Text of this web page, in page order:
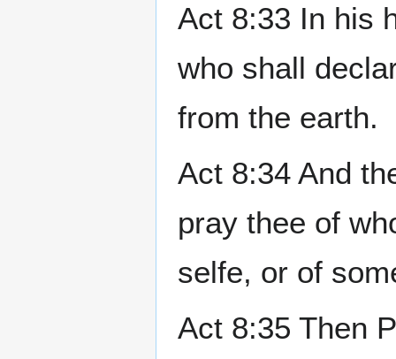
Act 8:33 In his
who shall
from the earth.
Act 8:34 And
pray thee of
selfe, or of
Act 8:35 Then